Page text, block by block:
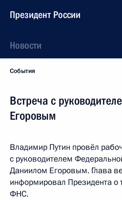
Президент России
Новости
События
Встреча с
Егоровым
Владимир Путин провёл
с руководителем
Даниилом Егоровым. Глава
информировал Президента о
ФНС.